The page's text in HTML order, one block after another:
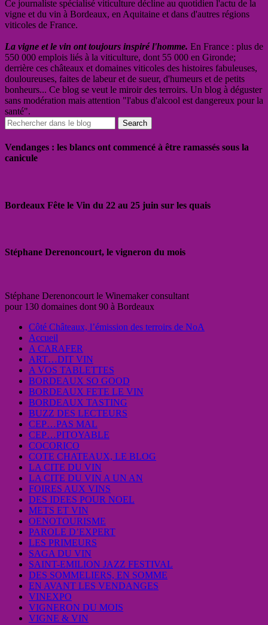
Ce journaliste spécialisé viticulture décline au quotidien l'actu de la
vigne et du vin à Bordeaux, en Aquitaine et dans d'autres régions
viticoles de France.
La vigne et le vin ont toujours inspiré l'homme. En France : plus de
550 000 emplois liés à la viticulture, dont 55 000 en Gironde;
derrière ces châteaux et domaines viticoles des histoires fabuleuses,
douloureuses, faites de labeur et de sueur, d'humeurs et de petits
bonheurs... Ce blog se veut le miroir des terroirs. Un blog à déguster
sans modération mais attention "l'abus d'alcool est dangereux pour la
santé".
Vendanges : les blancs ont commencé à être ramassés sous la
canicule
Bordeaux Fête le Vin du 22 au 25 juin sur les quais
Stéphane Derenoncourt, le vigneron du mois
Stéphane Derenoncourt le Winemaker consultant
pour 130 domaines dont 90 à Bordeaux
Côté Châteaux, l’émission des terroirs de NoA
Accueil
A CARAFER
ART…DIT VIN
A VOS TABLETTES
BORDEAUX SO GOOD
BORDEAUX FETE LE VIN
BORDEAUX TASTING
BUZZ DES LECTEURS
CEP…PAS MAL
CEP…PITOYABLE
COCORICO
COTE CHATEAUX, LE BLOG
LA CITE DU VIN
LA CITE DU VIN A UN AN
FOIRES AUX VINS
DES IDEES POUR NOEL
METS ET VIN
OENOTOURISME
PAROLE D’EXPERT
LES PRIMEURS
SAGA DU VIN
SAINT-EMILION JAZZ FESTIVAL
DES SOMMELIERS, EN SOMME
EN AVANT LES VENDANGES
VINEXPO
VIGNERON DU MOIS
VIGNE & VIN